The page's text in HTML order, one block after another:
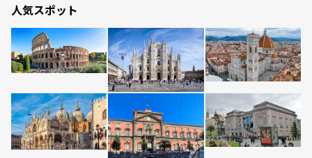
人気スポット